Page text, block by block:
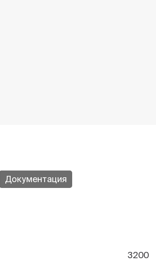
Документация
3200